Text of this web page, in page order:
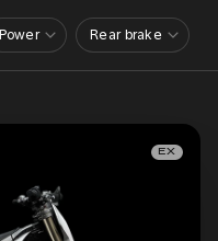
Power Rear brake
EX